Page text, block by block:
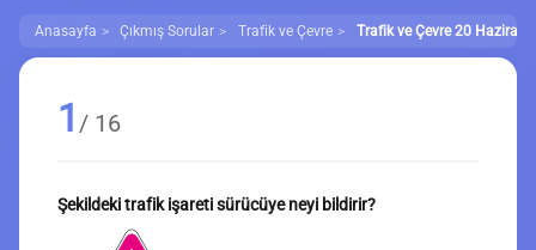
Anasayfa Çıkmış Sorular Trafik ve Çevre Trafik ve Çevre 20 Haziran
1 / 16
Şekildeki trafik işareti sürücüye neyi bildirir?